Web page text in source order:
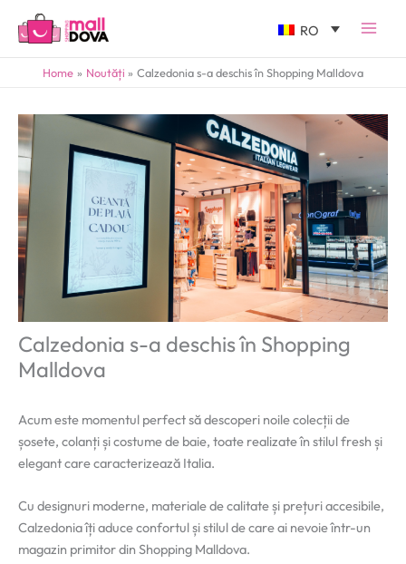
RO
Home Noutăți Calzedonia s-a deschis în Shopping Malldova
Calzedonia s-a deschis în Shopping
Malldova
Acum este momentul perfect să descoperi noile colecții de
șosete, colanți și costume de baie, toate realizate în stilul fresh și
elegant care caracterizează Italia.
Cu designuri moderne, materiale de calitate și prețuri accesibile,
Calzedonia îți aduce confortul și stilul de care ai nevoie într-un
magazin primitor din Shopping Malldova.